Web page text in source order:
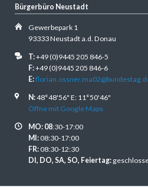
Bürgerbüro Neustadt
Gewerbepark 1
93333 Neustadt a.d. Donau
T:+49 (0)9445 205 846-5
F:+49 (0)9445 205 846-6
E:
N:48°48'56" E: 11°50'46"
Öffne mit Google Maps
MO: 08:30-17:00
MI:08:30-17:00
FR:08:30-12:30
DI, DO, SA, SO, Feiertag: